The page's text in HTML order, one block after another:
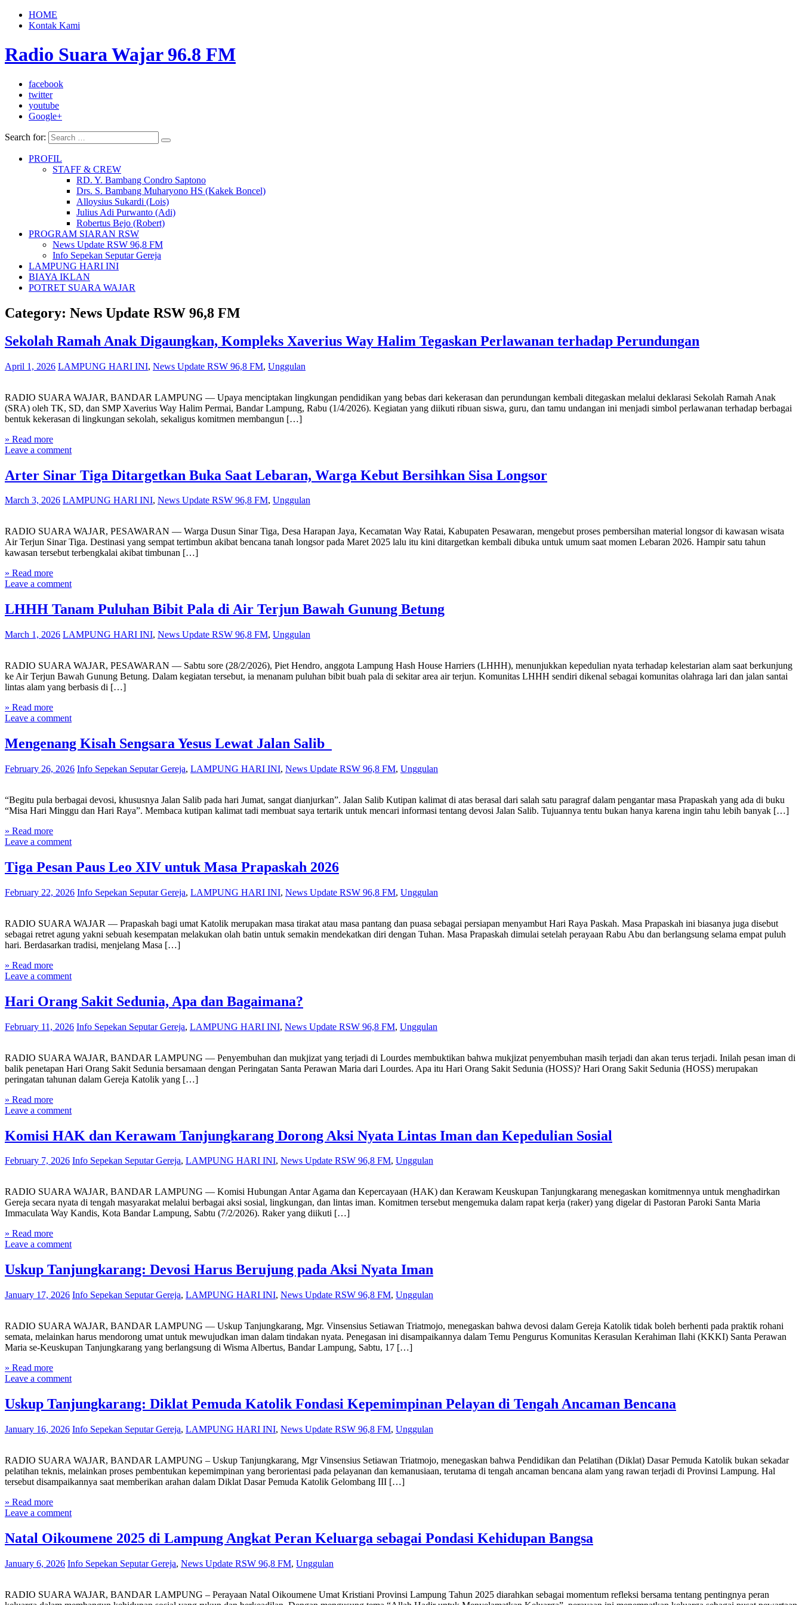
HOME
Kontak Kami
Radio Suara Wajar 96.8 FM
facebook
twitter
youtube
Google+
Search for:
PROFIL
STAFF & CREW
RD. Y. Bambang Condro Saptono
Drs. S. Bambang Muharyono HS (Kakek Boncel)
Alloysius Sukardi (Lois)
Julius Adi Purwanto (Adi)
Robertus Bejo (Robert)
PROGRAM SIARAN RSW
News Update RSW 96,8 FM
Info Sepekan Seputar Gereja
LAMPUNG HARI INI
BIAYA IKLAN
POTRET SUARA WAJAR
Category: News Update RSW 96,8 FM
Sekolah Ramah Anak Digaungkan, Kompleks Xaverius Way Halim Tegaskan Perlawanan terhadap Perundungan
April 1, 2026 LAMPUNG HARI INI, News Update RSW 96,8 FM, Unggulan
RADIO SUARA WAJAR, BANDAR LAMPUNG — Upaya menciptakan lingkungan pendidikan yang bebas dari kekerasan dan perundungan kembali ditegaskan melalui deklarasi Sekolah Ramah Anak
(SRA) oleh TK, SD, dan SMP Xaverius Way Halim Permai, Bandar Lampung, Rabu (1/4/2026). Kegiatan yang diikuti ribuan siswa, guru, dan tamu undangan ini menjadi simbol perlawanan terhadap berbagai
bentuk kekerasan di lingkungan sekolah, sekaligus komitmen membangun […]
» Read more
Leave a comment
Arter Sinar Tiga Ditargetkan Buka Saat Lebaran, Warga Kebut Bersihkan Sisa Longsor
March 3, 2026 LAMPUNG HARI INI, News Update RSW 96,8 FM, Unggulan
RADIO SUARA WAJAR, PESAWARAN — Warga Dusun Sinar Tiga, Desa Harapan Jaya, Kecamatan Way Ratai, Kabupaten Pesawaran, mengebut proses pembersihan material longsor di kawasan wisata
Air Terjun Sinar Tiga. Destinasi yang sempat tertimbun akibat bencana tanah longsor pada Maret 2025 lalu itu kini ditargetkan kembali dibuka untuk umum saat momen Lebaran 2026. Hampir satu tahun
kawasan tersebut terbengkalai akibat timbunan […]
» Read more
Leave a comment
LHHH Tanam Puluhan Bibit Pala di Air Terjun Bawah Gunung Betung
March 1, 2026 LAMPUNG HARI INI, News Update RSW 96,8 FM, Unggulan
RADIO SUARA WAJAR, PESAWARAN — Sabtu sore (28/2/2026), Piet Hendro, anggota Lampung Hash House Harriers (LHHH), menunjukkan kepedulian nyata terhadap kelestarian alam saat berkunjung
ke Air Terjun Bawah Gunung Betung. Dalam kegiatan tersebut, ia menanam puluhan bibit buah pala di sekitar area air terjun. Komunitas LHHH sendiri dikenal sebagai komunitas olahraga lari dan jalan santai
lintas alam yang berbasis di […]
» Read more
Leave a comment
Mengenang Kisah Sengsara Yesus Lewat Jalan Salib
February 26, 2026 Info Sepekan Seputar Gereja, LAMPUNG HARI INI, News Update RSW 96,8 FM, Unggulan
“Begitu pula berbagai devosi, khususnya Jalan Salib pada hari Jumat, sangat dianjurkan”. Jalan Salib Kutipan kalimat di atas berasal dari salah satu paragraf dalam pengantar masa Prapaskah yang ada di buku
“Misa Hari Minggu dan Hari Raya”. Membaca kutipan kalimat tadi membuat saya tertarik untuk mencari informasi tentang devosi Jalan Salib. Tujuannya tentu bukan hanya karena ingin tahu lebih banyak […]
» Read more
Leave a comment
Tiga Pesan Paus Leo XIV untuk Masa Prapaskah 2026
February 22, 2026 Info Sepekan Seputar Gereja, LAMPUNG HARI INI, News Update RSW 96,8 FM, Unggulan
RADIO SUARA WAJAR — Prapaskah bagi umat Katolik merupakan masa tirakat atau masa pantang dan puasa sebagai persiapan menyambut Hari Raya Paskah. Masa Prapaskah ini biasanya juga disebut
sebagai retret agung yakni sebuah kesempatan melakukan olah batin untuk semakin mendekatkan diri dengan Tuhan. Masa Prapaskah dimulai setelah perayaan Rabu Abu dan berlangsung selama empat puluh
hari. Berdasarkan tradisi, menjelang Masa […]
» Read more
Leave a comment
Hari Orang Sakit Sedunia, Apa dan Bagaimana?
February 11, 2026 Info Sepekan Seputar Gereja, LAMPUNG HARI INI, News Update RSW 96,8 FM, Unggulan
RADIO SUARA WAJAR, BANDAR LAMPUNG — Penyembuhan dan mukjizat yang terjadi di Lourdes membuktikan bahwa mukjizat penyembuhan masih terjadi dan akan terus terjadi. Inilah pesan iman di
balik penetapan Hari Orang Sakit Sedunia bersamaan dengan Peringatan Santa Perawan Maria dari Lourdes. Apa itu Hari Orang Sakit Sedunia (HOSS)? Hari Orang Sakit Sedunia (HOSS) merupakan
peringatan tahunan dalam Gereja Katolik yang […]
» Read more
Leave a comment
Komisi HAK dan Kerawam Tanjungkarang Dorong Aksi Nyata Lintas Iman dan Kepedulian Sosial
February 7, 2026 Info Sepekan Seputar Gereja, LAMPUNG HARI INI, News Update RSW 96,8 FM, Unggulan
RADIO SUARA WAJAR, BANDAR LAMPUNG — Komisi Hubungan Antar Agama dan Kepercayaan (HAK) dan Kerawam Keuskupan Tanjungkarang menegaskan komitmennya untuk menghadirkan
Gereja secara nyata di tengah masyarakat melalui berbagai aksi sosial, lingkungan, dan lintas iman. Komitmen tersebut mengemuka dalam rapat kerja (raker) yang digelar di Pastoran Paroki Santa Maria
Immaculata Way Kandis, Kota Bandar Lampung, Sabtu (7/2/2026). Raker yang diikuti […]
» Read more
Leave a comment
Uskup Tanjungkarang: Devosi Harus Berujung pada Aksi Nyata Iman
January 17, 2026 Info Sepekan Seputar Gereja, LAMPUNG HARI INI, News Update RSW 96,8 FM, Unggulan
RADIO SUARA WAJAR, BANDAR LAMPUNG — Uskup Tanjungkarang, Mgr. Vinsensius Setiawan Triatmojo, menegaskan bahwa devosi dalam Gereja Katolik tidak boleh berhenti pada praktik rohani
semata, melainkan harus mendorong umat untuk mewujudkan iman dalam tindakan nyata. Penegasan ini disampaikannya dalam Temu Pengurus Komunitas Kerasulan Kerahiman Ilahi (KKKI) Santa Perawan
Maria se-Keuskupan Tanjungkarang yang berlangsung di Wisma Albertus, Bandar Lampung, Sabtu, 17 […]
» Read more
Leave a comment
Uskup Tanjungkarang: Diklat Pemuda Katolik Fondasi Kepemimpinan Pelayan di Tengah Ancaman Bencana
January 16, 2026 Info Sepekan Seputar Gereja, LAMPUNG HARI INI, News Update RSW 96,8 FM, Unggulan
RADIO SUARA WAJAR, BANDAR LAMPUNG – Uskup Tanjungkarang, Mgr Vinsensius Setiawan Triatmojo, menegaskan bahwa Pendidikan dan Pelatihan (Diklat) Dasar Pemuda Katolik bukan sekadar
pelatihan teknis, melainkan proses pembentukan kepemimpinan yang berorientasi pada pelayanan dan kemanusiaan, terutama di tengah ancaman bencana alam yang rawan terjadi di Provinsi Lampung. Hal
tersebut disampaikannya saat memberikan arahan dalam Diklat Dasar Pemuda Katolik Gelombang III […]
» Read more
Leave a comment
Natal Oikoumene 2025 di Lampung Angkat Peran Keluarga sebagai Pondasi Kehidupan Bangsa
January 6, 2026 Info Sepekan Seputar Gereja, News Update RSW 96,8 FM, Unggulan
RADIO SUARA WAJAR, BANDAR LAMPUNG – Perayaan Natal Oikoumene Umat Kristiani Provinsi Lampung Tahun 2025 diarahkan sebagai momentum refleksi bersama tentang pentingnya peran